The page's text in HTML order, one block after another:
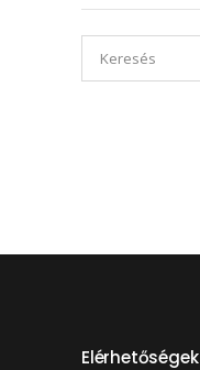
Elérhetőségek